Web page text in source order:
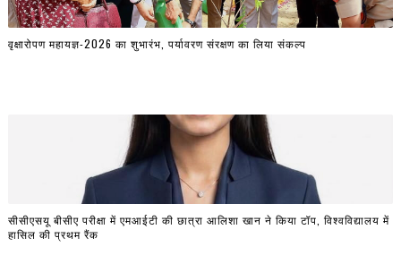
वृक्षारोपण महायज्ञ-2026 का शुभारंभ, पर्यावरण संरक्षण का लिया संकल्प
सीसीएसयू बीसीए परीक्षा में एमआईटी की छात्रा आलिशा खान ने किया टॉप, विश्वविद्यालय में
हासिल की प्रथम रैंक